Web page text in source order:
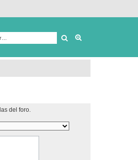
Buscar
del foro.